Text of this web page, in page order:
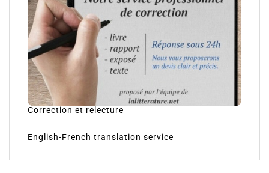
Correction et relecture
English-French translation service